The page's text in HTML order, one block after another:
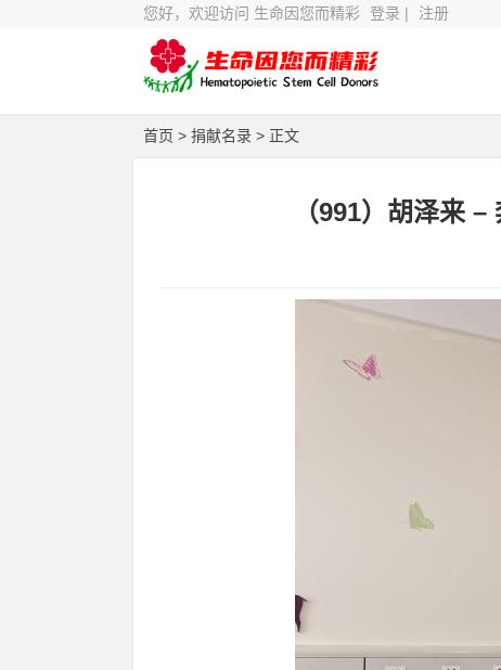
您好，欢迎访问 生命因您而精彩 登录 | 注册
首页 > 捐献名录 > 正文
（991）胡泽来